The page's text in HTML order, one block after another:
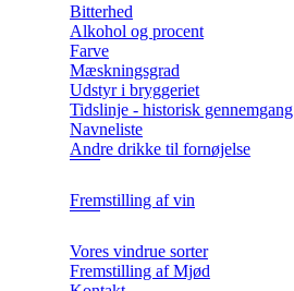
Bitterhed
Alkohol og procent
Farve
Mæskningsgrad
Udstyr i bryggeriet
Tidslinje - historisk gennemgang
Navneliste
Andre drikke til fornøjelse
Fremstilling af vin
Vores vindrue sorter
Fremstilling af Mjød